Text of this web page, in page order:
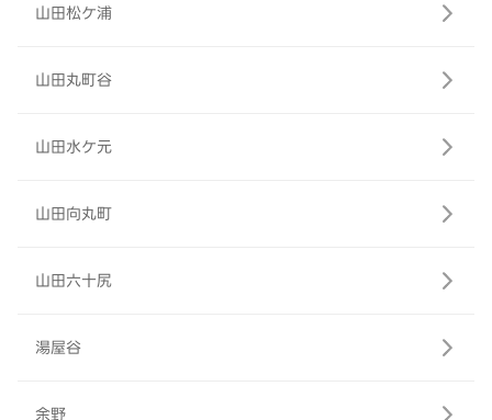
山田松ケ浦
山田丸町谷
山田水ケ元
山田向丸町
山田六十尻
湯屋谷
余野